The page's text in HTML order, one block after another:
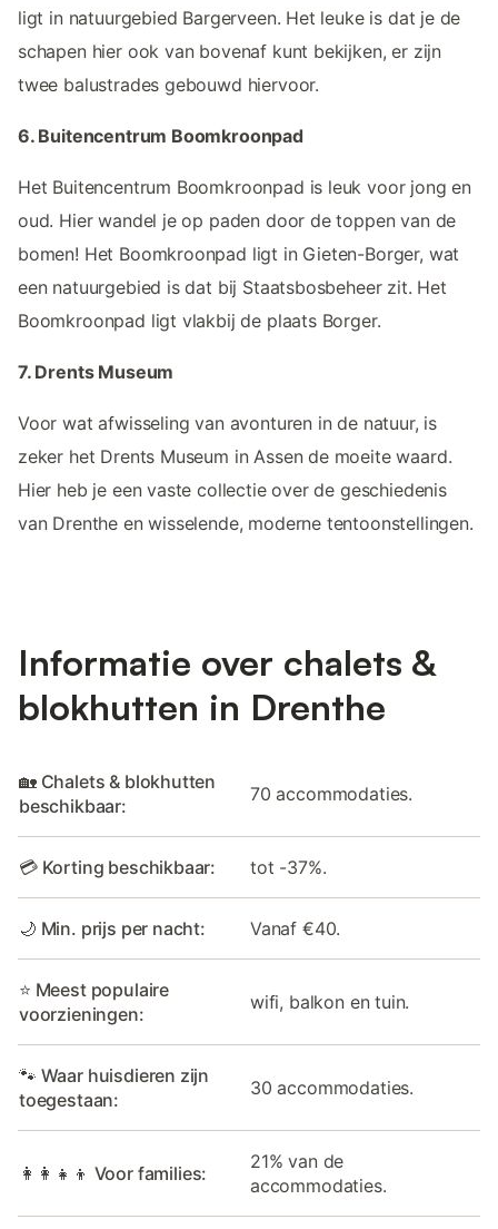
ligt in natuurgebied Bargerveen. Het leuke is dat je de
schapen hier ook van bovenaf kunt bekijken, er zijn
twee balustrades gebouwd hiervoor.
6. Buitencentrum Boomkroonpad
Het Buitencentrum Boomkroonpad is leuk voor jong en
oud. Hier wandel je op paden door de toppen van de
bomen! Het Boomkroonpad ligt in Gieten-Borger, wat
een natuurgebied is dat bij Staatsbosbeheer zit. Het
Boomkroonpad ligt vlakbij de plaats Borger.
7. Drents Museum
Voor wat afwisseling van avonturen in de natuur, is
zeker het Drents Museum in Assen de moeite waard.
Hier heb je een vaste collectie over de geschiedenis
van Drenthe en wisselende, moderne tentoonstellingen.
Informatie over chalets &
blokhutten in Drenthe
🏡 Chalets & blokhutten
beschikbaar:
70 accommodaties.
💳 Korting beschikbaar: tot -37%.
🌙 Min. prijs per nacht: Vanaf €40.
⭐ Meest populaire
voorzieningen:
wifi, balkon en tuin.
🐾 Waar huisdieren zijn
toegestaan:
30 accommodaties.
👩‍👩‍👧‍👦 Voor families:
21% van de
accommodaties.